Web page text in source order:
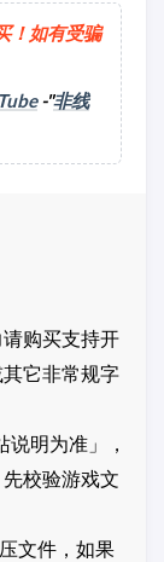
！如有受骗
-"非线
购买支持开
它非常规字
说明为准」，
校验游戏文
文件，如果